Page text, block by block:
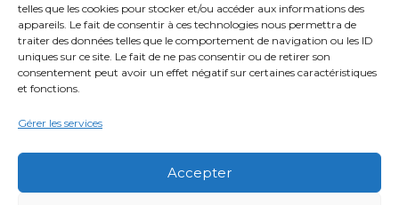
telles que les cookies pour stocker et/ou accéder aux informations des
appareils. Le fait de consentir à ces technologies nous permettra de
traiter des données telles que le comportement de navigation ou les ID
uniques sur ce site. Le fait de ne pas consentir ou de retirer son
consentement peut avoir un effet négatif sur certaines caractéristiques
et fonctions.
Gérer les services
Accepter
L'agence
Réalisations
Contact
Retrouvez-nous sur